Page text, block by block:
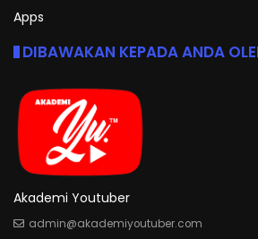
Apps
DIBAWAKAN KEPADA ANDA
Akademi Youtuber
admin@akademiyoutuber.com